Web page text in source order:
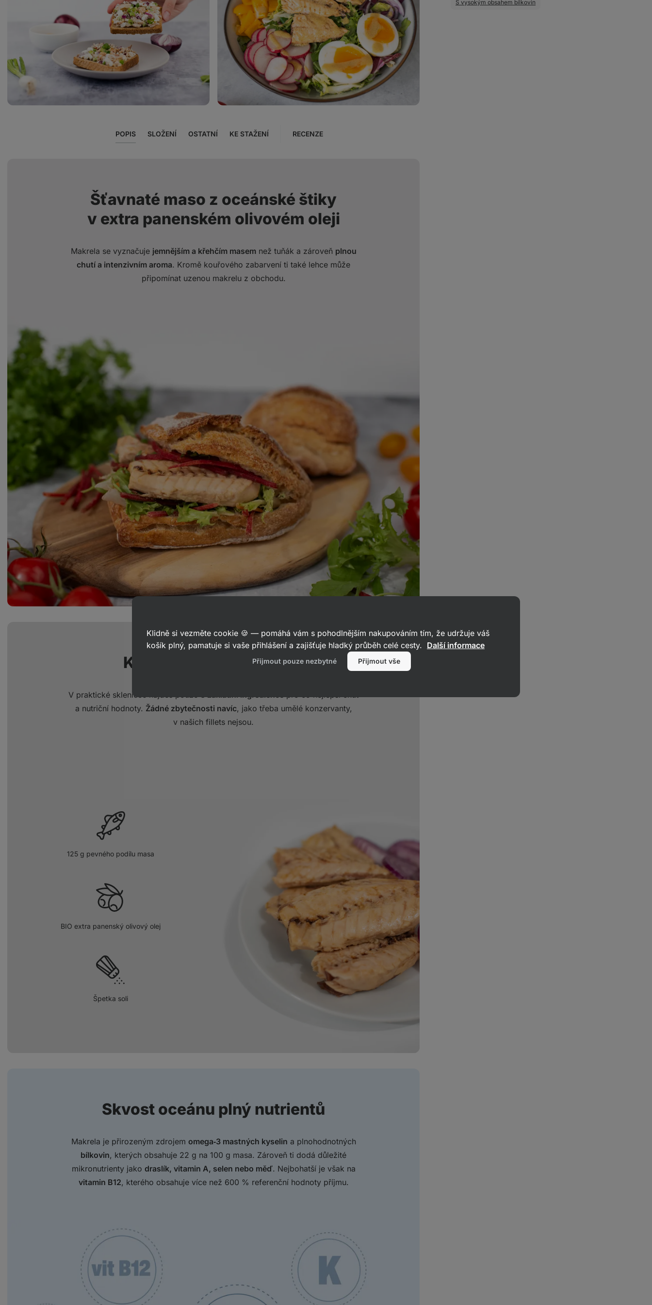
fotku
galerii
S vysokým obsahem bílkovin
POPIS SLOŽENÍ OSTATNÍ KE STAŽENÍ RECENZE
Šťavnaté maso z oceánské štiky
v extra panenském olivovém oleji
Makrela se vyznačuje jemnějším a křehčím masemnež tuňák a zároveň plnou
chutí a intenzivním aroma. Kromě kouřového zabarvení ti také lehce může
připomínat uzenou makrelu z obchodu.
Kvalita na prvním místě
V praktické skleničce najdeš pouze3 základní ingrediencepro co nejlepší chuť
a nutriční hodnoty. Žádné zbytečnosti navíc, jako třeba umělé konzervanty,
v našich fillets nejsou.
125 g pevného podílu masa
BIO extra panenský olivový olej
Špetka soli
Skvost oceánu plný nutrientů
Makrela je přirozeným zdrojem omega‑3 mastných kyselin a plnohodnotných
bílkovin, kterých obsahuje 22 g na 100 g masa. Zároveň ti dodá důležité
mikronutrienty jako draslík, vitamin A, selen nebo měď. Nejbohatší je však na
vitamin B12, kterého obsahuje více než 600 % referenční hodnoty příjmu.
Klidně si vezměte cookie 🍪 — pomáhá vám s pohodlnějším nakupováním tím, že udržuje váš
košík plný, pamatuje si vaše přihlášení a zajišťuje hladký průběh celé cesty. Další informace
Přijmout pouze nezbytné Přijmout vše